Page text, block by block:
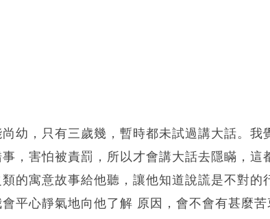
尚幼，只有三歲幾，暫時都未試過講大話。
，害怕被責罰，所以才會講大話去隱瞞，這
的寓意故事給他聽，讓他知道說謊是不對的
平心靜氣地向他了解 原因，會不會有甚麼